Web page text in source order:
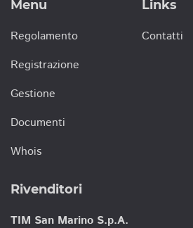
Menu
Regolamento
Registrazione
Gestione
Documenti
Whois
Links
Contatti
Rivenditori
TIM San Marino S.p.A.